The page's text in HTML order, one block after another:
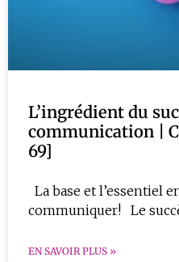
L’ingrédient du
communication |
69]
La base et l’essentiel
communiquer! Le
EN SAVOIR PLUS »